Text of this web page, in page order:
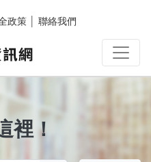
政策 聯絡我們
裡！